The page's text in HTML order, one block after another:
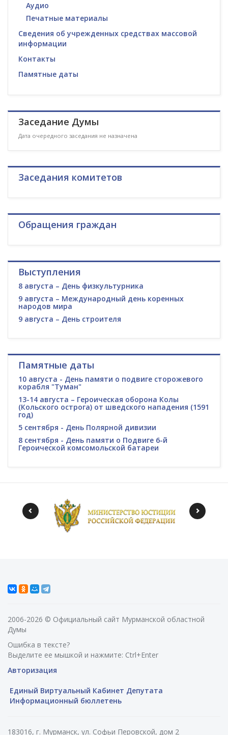
Аудио
Печатные материалы
Сведения об учрежденных средствах массовой
информации
Контакты
Памятные даты
Заседание Думы
Дата очередного заседания не назначена
Заседания комитетов
Обращения граждан
Выступления
8 августа – День физкультурника
9 августа – Международный день коренных
народов мира
9 августа – День строителя
Памятные даты
10 августа - День памяти о подвиге сторожевого
корабля "Туман"
13-14 августа – Героическая оборона Колы
(Кольского острога) от шведского нападения (1591
год)
5 сентября - День Полярной дивизии
8 сентября - День памяти о Подвиге 6-й
Героической комсомольской батареи
2006-2026 © Официальный сайт Мурманской областной
Думы
Ошибка в тексте?
Выделите ее мышкой и нажмите: Ctrl+Enter
Авторизация
Единый Виртуальный Кабинет Депутата
Информационный бюллетень
183016, г. Мурманск, ул. Софьи Перовской, дом 2